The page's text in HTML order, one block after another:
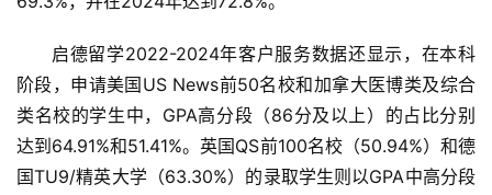
启德留学2022-2024年客户服务数据还显示，在本科
阶段，申请美国US News前50名校和加拿大医博类及综合
类名校的学生中，GPA高分段（86分及以上）的占比分别
达到64.91%和51.41%。英国QS前100名校（50.94%）和德
国TU9/精英大学（63.30%）的录取学生则以GPA中高分段